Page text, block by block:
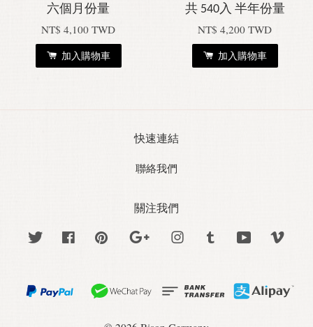
六個月份量
NT$ 4,100 TWD
加入購物車
共 540入 半年份量
NT$ 4,200 TWD
加入購物車
快速連結
聯絡我們
關注我們
Twitter Facebook Pinterest Google Instagram Tumblr YouTube